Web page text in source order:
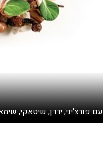
פורצ'יני, ירדן, שיטאקי,